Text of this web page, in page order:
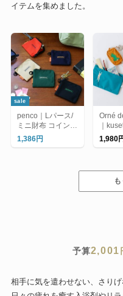
イテムを集めました。
sale
penco｜Lパース/
ミニ財布 コインケ
ース カードケース
1,386円
Orné
｜
強 シ
チ）
1,980
予算2,001
相手に気を遣わせない、さり